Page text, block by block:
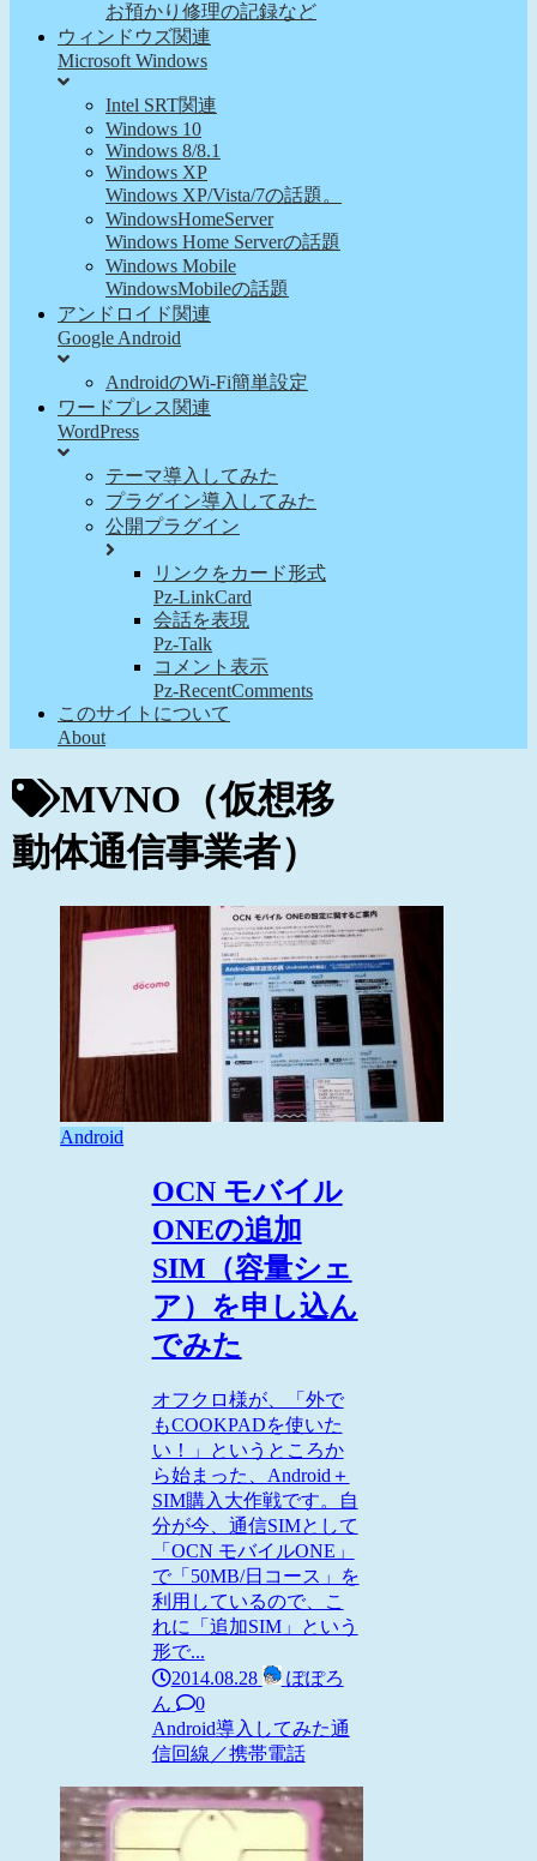
お預かり修理の記録など
ウィンドウズ関連
Microsoft Windows
Intel SRT関連
Windows 10
Windows 8/8.1
Windows XP
Windows XP/Vista/7の話題。
WindowsHomeServer
Windows Home Serverの話題
Windows Mobile
WindowsMobileの話題
アンドロイド関連
Google Android
AndroidのWi-Fi簡単設定
ワードプレス関連
WordPress
テーマ導入してみた
プラグイン導入してみた
公開プラグイン
リンクをカード形式
Pz-LinkCard
会話を表現
Pz-Talk
コメント表示
Pz-RecentComments
このサイトについて
About
MVNO（仮想移
動体通信事業者）
Android
OCN モバイル
ONEの追加
SIM（容量シェ
ア）を申し込ん
でみた
オフクロ様が、「外で
もCOOKPADを使いた
い！」というところか
ら始まった、Android＋
SIM購入大作戦です。自
分が今、通信SIMとして
「OCN モバイルONE」
で「50MB/日コース」を
利用しているので、こ
れに「追加SIM」という
形で...
2014.08.28
ぽぽろ
ん
0
Android導入してみた通
信回線／携帯電話